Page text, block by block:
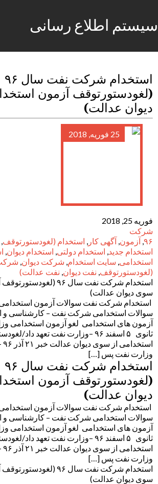
سیستم اطلاع رسانی
استخدام شرکت نفت سال ۹۶
(لغودستورتوقف آزمون
دیوان عدالت)
25 فوریه, 2018
فوریه 25, 2018
شرکت
۹۶, آزمون, آگهی کار , استخدام (لغودستورتوقف,
استخدام جدید, استخدام دولتی, استخدام دیوان,
استخدامی, سایت استخدام, شرکت دیوان,
(لغودستورتوقف, نفت دیوان, نفت عدالت)
استخدام شرکت نفت سال ۹۶
سوی دیوان عدالت)
سوالات استخدامی شرکت نفت – کارشناسی و
آزمون های استخدامی لغو آزمون استخدامی
ثانوی ۵ اسفند ۹۶ –وزارت نفت تعهد
وزارت نفت پس […]
استخدام شرکت نفت سال ۹۶
(لغودستورتوقف آزمون
دیوان عدالت)
سوالات استخدامی شرکت نفت – کارشناسی و
آزمون های استخدامی لغو آزمون استخدامی
ثانوی ۵ اسفند ۹۶ –وزارت نفت تعهد
وزارت نفت پس […]
استخدام شرکت نفت سال ۹۶
سوی دیوان عدالت)